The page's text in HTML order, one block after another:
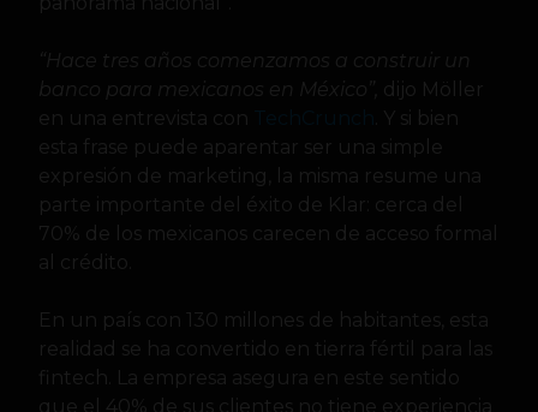
“Hace tres años comenzamos a construir un
banco para mexicanos en México”,
dijo Möller
en una entrevista con
. Y si bien
esta frase puede aparentar ser una simple
expresión de marketing, la misma resume una
parte importante del éxito de Klar: cerca del
70% de los mexicanos carecen de acceso formal
al crédito.
En un país con 130 millones de habitantes, esta
realidad se ha convertido en tierra fértil para las
fintech. La empresa asegura en este sentido
que el 40% de sus clientes no tiene experiencia